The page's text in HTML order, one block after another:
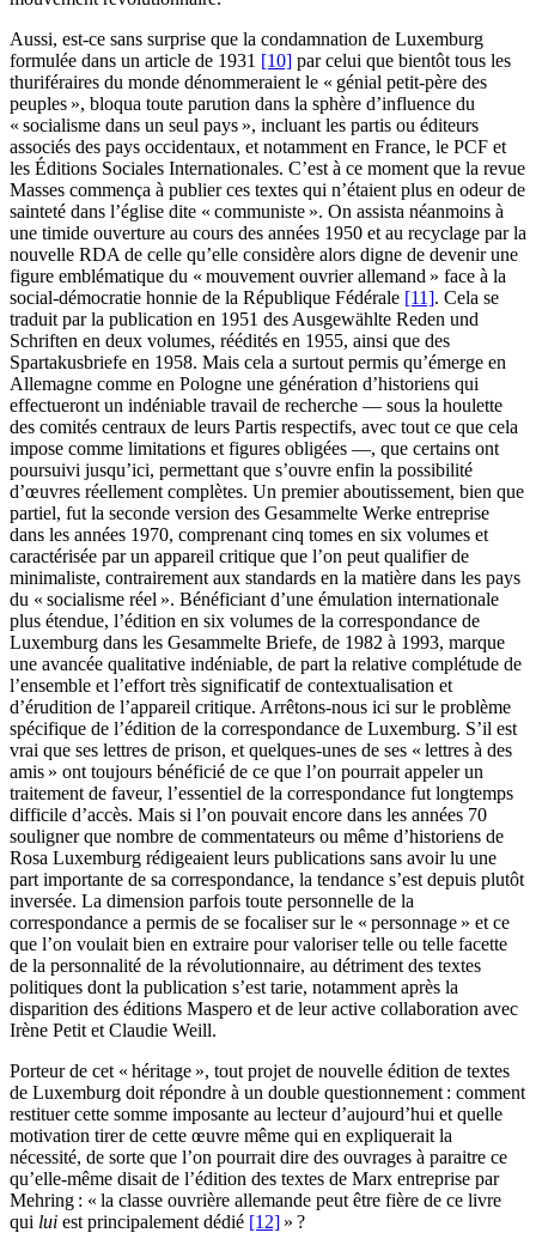
Aussi, est-ce sans surprise que la condamnation de Luxemburg
formulée dans un article de 1931 [10] par celui que bientôt tous les
thuriféraires du monde dénommeraient le « génial petit-père des
peuples », bloqua toute parution dans la sphère d’influence du
« socialisme dans un seul pays », incluant les partis ou éditeurs
associés des pays occidentaux, et notamment en France, le PCF et
les Éditions Sociales Internationales. C’est à ce moment que la revue
Masses commença à publier ces textes qui n’étaient plus en odeur de
sainteté dans l’église dite « communiste ». On assista néanmoins à
une timide ouverture au cours des années 1950 et au recyclage par la
nouvelle RDA de celle qu’elle considère alors digne de devenir une
figure emblématique du « mouvement ouvrier allemand » face à la
social-démocratie honnie de la République Fédérale [11]. Cela se
traduit par la publication en 1951 des Ausgewählte Reden und
Schriften en deux volumes, réédités en 1955, ainsi que des
Spartakusbriefe en 1958. Mais cela a surtout permis qu’émerge en
Allemagne comme en Pologne une génération d’historiens qui
effectueront un indéniable travail de recherche — sous la houlette
des comités centraux de leurs Partis respectifs, avec tout ce que cela
impose comme limitations et figures obligées —, que certains ont
poursuivi jusqu’ici, permettant que s’ouvre enfin la possibilité
d’œuvres réellement complètes. Un premier aboutissement, bien que
partiel, fut la seconde version des Gesammelte Werke entreprise
dans les années 1970, comprenant cinq tomes en six volumes et
caractérisée par un appareil critique que l’on peut qualifier de
minimaliste, contrairement aux standards en la matière dans les pays
du « socialisme réel ». Bénéficiant d’une émulation internationale
plus étendue, l’édition en six volumes de la correspondance de
Luxemburg dans les Gesammelte Briefe, de 1982 à 1993, marque
une avancée qualitative indéniable, de part la relative complétude de
l’ensemble et l’effort très significatif de contextualisation et
d’érudition de l’appareil critique. Arrêtons-nous ici sur le problème
spécifique de l’édition de la correspondance de Luxemburg. S’il est
vrai que ses lettres de prison, et quelques-unes de ses « lettres à des
amis » ont toujours bénéficié de ce que l’on pourrait appeler un
traitement de faveur, l’essentiel de la correspondance fut longtemps
difficile d’accès. Mais si l’on pouvait encore dans les années 70
souligner que nombre de commentateurs ou même d’historiens de
Rosa Luxemburg rédigeaient leurs publications sans avoir lu une
part importante de sa correspondance, la tendance s’est depuis plutôt
inversée. La dimension parfois toute personnelle de la
correspondance a permis de se focaliser sur le « personnage » et ce
que l’on voulait bien en extraire pour valoriser telle ou telle facette
de la personnalité de la révolutionnaire, au détriment des textes
politiques dont la publication s’est tarie, notamment après la
disparition des éditions Maspero et de leur active collaboration avec
Irène Petit et Claudie Weill.
Porteur de cet « héritage », tout projet de nouvelle édition de textes
de Luxemburg doit répondre à un double questionnement : comment
restituer cette somme imposante au lecteur d’aujourd’hui et quelle
motivation tirer de cette œuvre même qui en expliquerait la
nécessité, de sorte que l’on pourrait dire des ouvrages à paraitre ce
qu’elle-même disait de l’édition des textes de Marx entreprise par
Mehring : « la classe ouvrière allemande peut être fière de ce livre
qui lui est principalement dédié [12] » ?